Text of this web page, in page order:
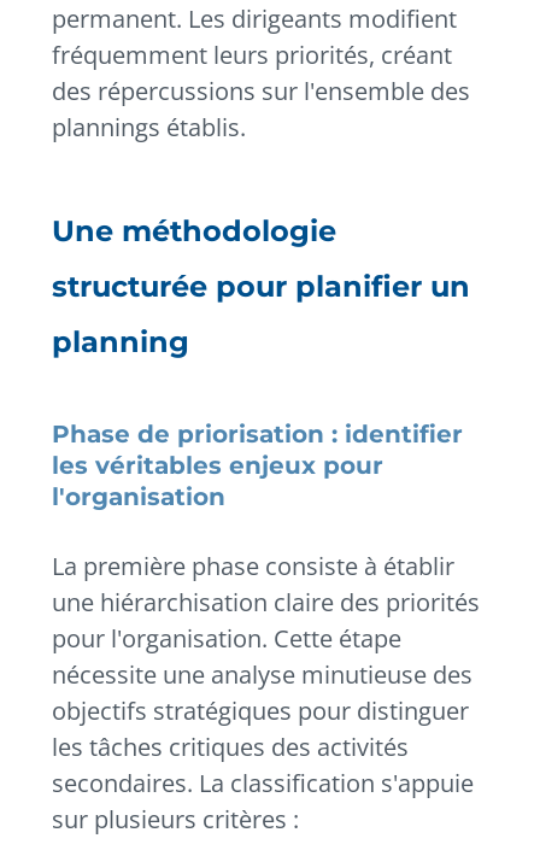
permanent. Les dirigeants modifient
fréquemment leurs priorités, créant
des répercussions sur l'ensemble des
plannings établis.
Une méthodologie
structurée pour planifier un
planning
Phase de priorisation : identifier
les véritables enjeux pour
l'organisation
La première phase consiste à établir
une hiérarchisation claire des priorités
pour l'organisation. Cette étape
nécessite une analyse minutieuse des
objectifs stratégiques pour distinguer
les tâches critiques des activités
secondaires. La classification s'appuie
sur plusieurs critères :